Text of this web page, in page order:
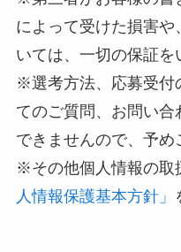
によって受けた損害
いては、一切の保証を
※選考方法、応募受付
てのご質問、お問い
できませんので、予め
※その他個人情報の取
人情報保護基本方針」